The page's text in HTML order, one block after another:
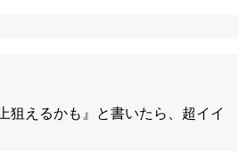
狙えるかも』と書いたら、超イイ